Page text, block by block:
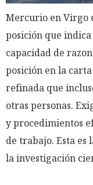
Mercurio en Virgo
posición que
capacidad de
posición en la
refinada que
otras personas.
y procedimientos
de trabajo. Esta
la investigación